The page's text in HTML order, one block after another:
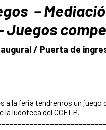
–
Juegos
/ Puerta de
a la feria tendremos un juego
ludoteca del CCELP.